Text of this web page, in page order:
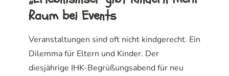
Raum bei Events
Veranstaltungen sind oft nicht kindgerecht. Ein
Dilemma für Eltern und Kinder. Der
diesjährige IHK-Begrüßungsabend für neu